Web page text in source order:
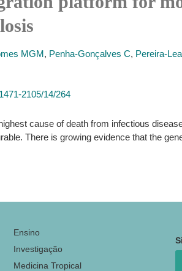
MGM, Penha-Gonçalves C, Pereira-
2105/14/264
cause of death from infectious
There is growing evidence that the
Ensino
Investigação
Medicina Tropical